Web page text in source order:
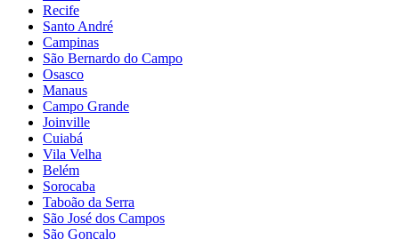
Recife
Santo André
Campinas
São Bernardo do Campo
Osasco
Manaus
Campo Grande
Joinville
Cuiabá
Vila Velha
Belém
Sorocaba
Taboão da Serra
São José dos Campos
São Gonçalo